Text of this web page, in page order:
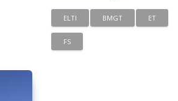
ELTI BMGT ET
FS